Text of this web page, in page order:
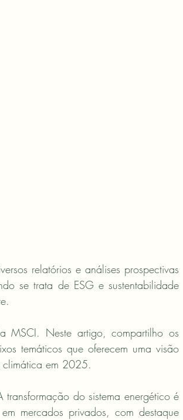
relatórios e análises prospectivas
se trata de ESG e sustentabilidade
MSCI. Neste artigo, compartilho os
temáticos que oferecem uma visão
climática em 2025.
transformação do sistema energético é
mercados privados, com destaque